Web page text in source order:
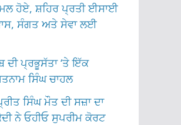
ਹੋਏ, ਸ਼ਹਿਰ ਪ੍ਰਤੀ ਈਸਾਈ
ਸੰਗਤ ਅਤੇ ਸੇਵਾ ਲਈ
ਦੀ ਪ੍ਰਭੂਸੱਤਾ ‘ਤੇ ਇੱਕ
ਸਿੰਘ ਚਾਹਲ
ਸਿੰਘ ਮੌਤ ਦੀ ਸਜ਼ਾ ਦਾ
ਨੇ ਓਹੀਓ ਸੁਪਰੀਮ ਕੋਰਟ